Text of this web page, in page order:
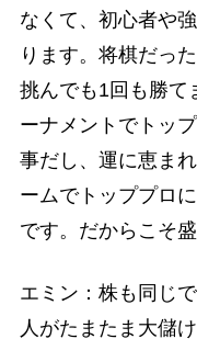
なくて、初心者や
ります。将棋だっ
挑んでも1回も勝て
ーナメントでトッ
事だし、運に恵ま
ームでトッププロ
です。だからこそ
エミン：株も同じ
人がたまたま大儲